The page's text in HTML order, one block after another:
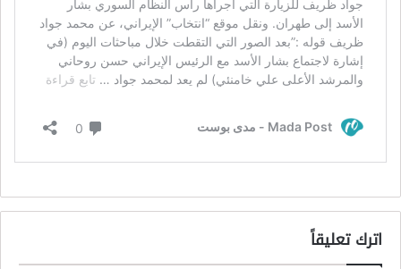
اترك تعليقاً